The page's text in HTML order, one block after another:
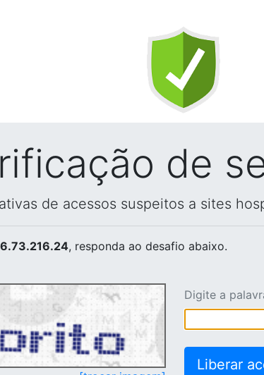
de
de acessos suspeitos a sites
, responda ao desafio abaixo.
Digite a